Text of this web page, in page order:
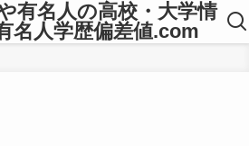
有名人の高校・大学情
名人学歴偏差値.com